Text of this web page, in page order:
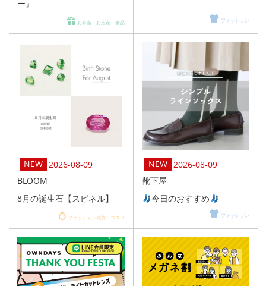
ー』
お弁当・お土産・食品 ファッション
2026-08-09
BLOOM
8月の誕生石【スピネル】
ファッション雑貨・コスメ
2026-08-09
靴下屋
今日のおすすめ
ファッション